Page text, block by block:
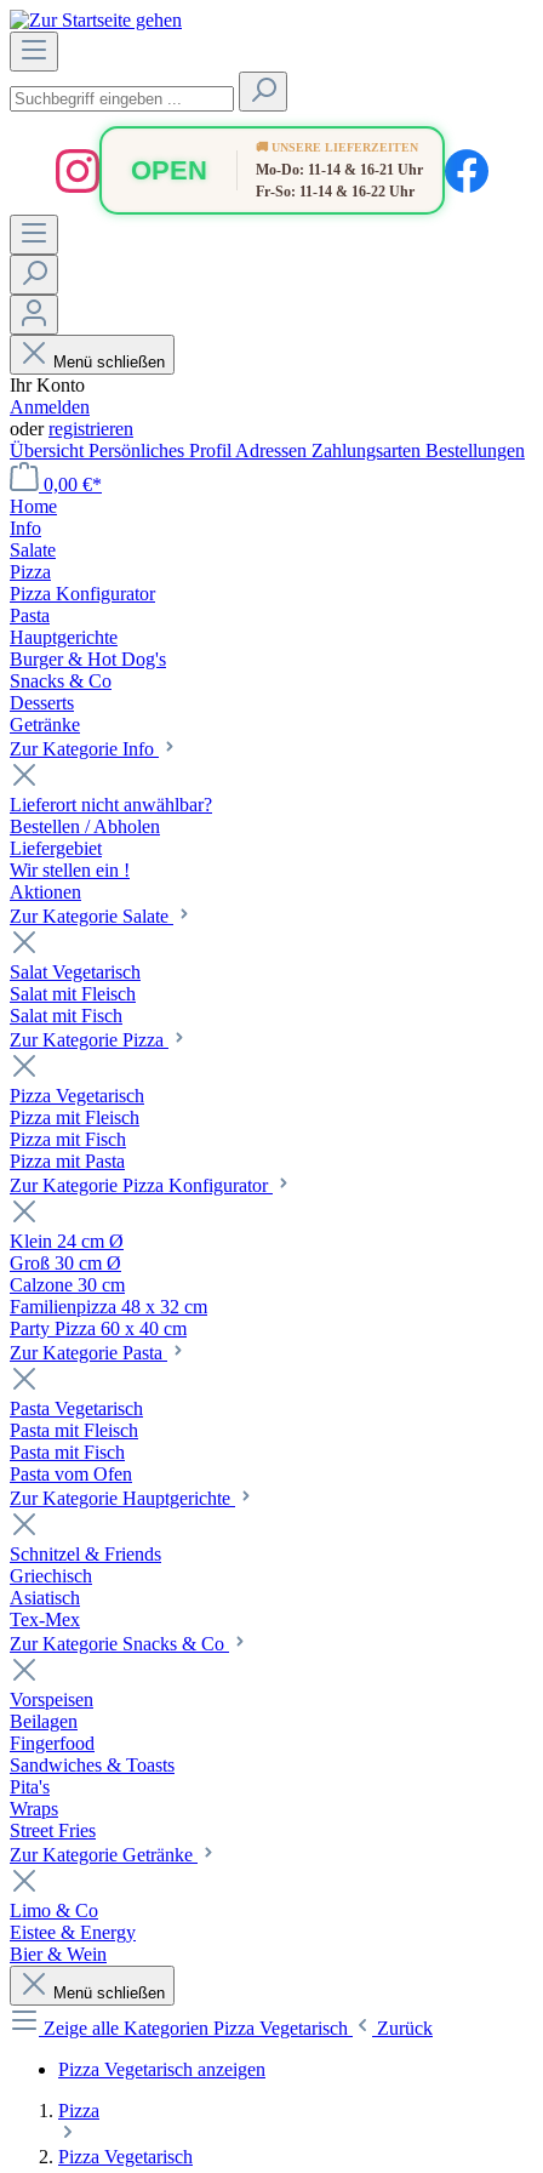
OPEN
🚚 UNSERE LIEFERZEITEN
Mo-Do: 11-14 & 16-21 Uhr
Fr-So: 11-14 & 16-22 Uhr
Menü schließen
Ihr Konto
Anmelden
oderregistrieren
Übersicht Persönliches Profil Adressen Zahlungsarten Bestellungen
0,00 €*
Home
Info
Salate
Pizza
Pizza Konfigurator
Pasta
Hauptgerichte
Burger & Hot Dog's
Snacks & Co
Desserts
Getränke
Zur Kategorie Info
Lieferort nicht anwählbar?
Bestellen / Abholen
Liefergebiet
Wir stellen ein !
Aktionen
Zur Kategorie Salate
Salat Vegetarisch
Salat mit Fleisch
Salat mit Fisch
Zur Kategorie Pizza
Pizza Vegetarisch
Pizza mit Fleisch
Pizza mit Fisch
Pizza mit Pasta
Zur Kategorie Pizza Konfigurator
Klein 24 cm Ø
Groß 30 cm Ø
Calzone 30 cm
Familienpizza 48 x 32 cm
Party Pizza 60 x 40 cm
Zur Kategorie Pasta
Pasta Vegetarisch
Pasta mit Fleisch
Pasta mit Fisch
Pasta vom Ofen
Zur Kategorie Hauptgerichte
Schnitzel & Friends
Griechisch
Asiatisch
Tex-Mex
Zur Kategorie Snacks & Co
Vorspeisen
Beilagen
Fingerfood
Sandwiches & Toasts
Pita's
Wraps
Street Fries
Zur Kategorie Getränke
Limo & Co
Eistee & Energy
Bier & Wein
Menü schließen
Zeige alle Kategorien Pizza Vegetarisch
Zurück
Pizza Vegetarisch anzeigen
Pizza
Pizza Vegetarisch